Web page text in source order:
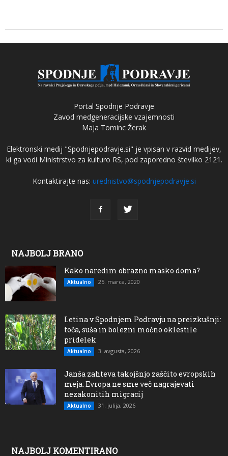
Portal Spodnje Podravje
Zavod medgeneracijske vzajemnosti
Maja Tominc Žerak
Elektronski medij "Spodnjepodravje.si" je vpisan v razvid medijev,
ki ga vodi Ministrstvo za kulturo RS, pod zaporedno številko 2121.
Kontaktirajte nas: urednistvo@spodnjepodravje.si
NAJBOLJ BRANO
Kako naredim obrazno masko doma?
Aktualno 25. marca, 2020
Letina v Spodnjem Podravju na preizkušnji:
toča, suša in bolezni močno oklestile
pridelek
Aktualno 3. avgusta, 2026
Janša zahteva takojšnjo zaščito evropskih
meja: Evropa ne sme več nagrajevati
nezakonitih migracij
Aktualno 31. julija, 2026
NAJBOLJ KOMENTIRANO